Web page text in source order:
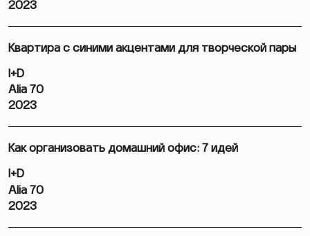
2023
Квартира с синими акцентами для творческой пары
I+D
Alia 70
2023
Как организовать домашний офис: 7 идей
I+D
Alia 70
2023